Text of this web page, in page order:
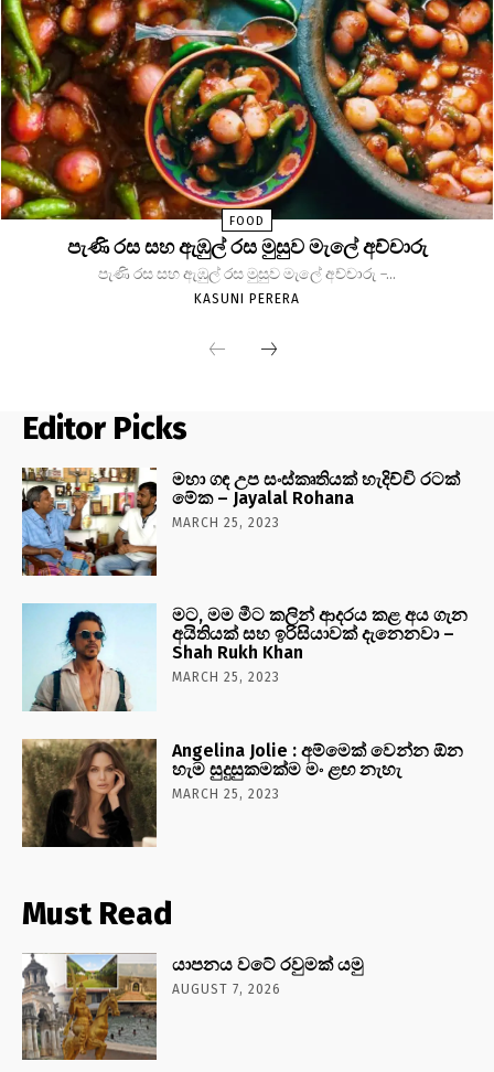
FOOD
පැණි රස සහ ඇඹුල් රස මුසුව මැලේ අච්චාරු
පැණි රස සහ ඇඹුල් රස මුසුව මැලේ අච්චාරු -...
KASUNI PERERA
Editor Picks
මහා ගඳ උප සංස්කෘතියක් හැදිච්චි රටක්
මේක – Jayalal Rohana
MARCH 25, 2023
මට, මම මීට කලින් ආදරය කළ අය ගැන
අයිතියක් සහ ඉරිසියාවක් දැනෙනවා –
Shah Rukh Khan
MARCH 25, 2023
Angelina Jolie : අම්මෙක් වෙන්න ඕන
හැම සුදුසුකමක්ම මං ළඟ නැහැ
MARCH 25, 2023
Must Read
යාපනය වටේ රවුමක් යමු
AUGUST 7, 2026